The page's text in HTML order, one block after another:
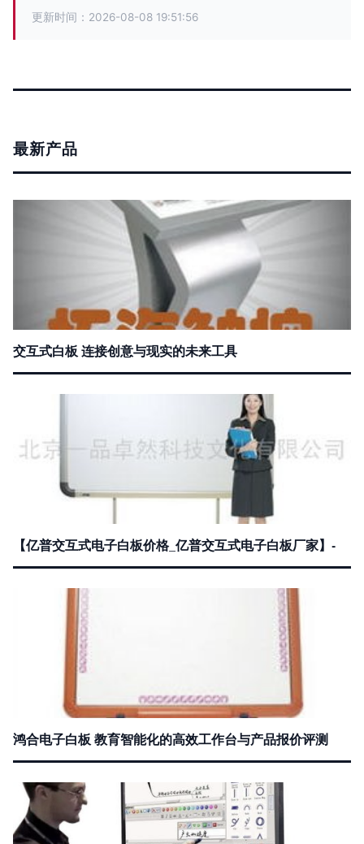
更新时间：2026-08-08 19:51:56
最新产品
交互式白板 连接创意与现实的未来工具
【亿普交互式电子白板价格_亿普交互式电子白板厂家】-
鸿合电子白板 教育智能化的高效工作台与产品报价评测